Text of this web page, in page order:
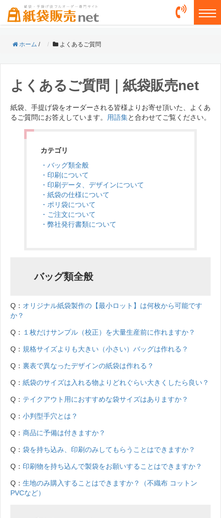
ホーム / よくあるご質問
よくあるご質問｜紙袋販売net
紙袋、手提げ袋をオーダーされる皆様よりお寄せ頂いた、よくあ
るご質問にお答えしています。
用語集と合わせてご覧ください。
カテゴリ
・バッグ類全般
・印刷について
・印刷データ、デザインについて
・紙袋の仕様について
・ポリ袋について
・ご注文について
・弊社発行書類について
バッグ類全般
Q： オリジナル紙袋製作の【最小ロット】は何枚から可能です
か？
Q： １枚だけサンプル（校正）を大量生産前に作れますか？
Q： 規格サイズよりも大きい（小さい）バッグは作れる？
Q： 裏表で異なったデザインの紙袋は作れる？
Q： 紙袋のサイズは入れる物よりどれぐらい大きくしたら良い？
Q： テイクアウト用におすすめな袋サイズはありますか？
Q： 小判型手穴とは？
Q： 商品に予備は付きますか？
Q： 袋を持ち込み、印刷のみしてもらうことはできますか？
Q： 印刷物を持ち込んで製袋をお願いすることはできますか？
Q： 生地のみ購入することはできますか？（不織布 コットン
PVCなど）